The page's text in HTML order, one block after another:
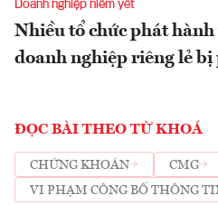
Doanh nghiệp niêm yết
Nhiều tổ chức phát
doanh nghiệp riêng lẻ bị
ĐỌC BÀI THEO TỪ KHOÁ
CHỨNG KHOÁN CMG
VI PHẠM CÔNG BỐ THÔNG